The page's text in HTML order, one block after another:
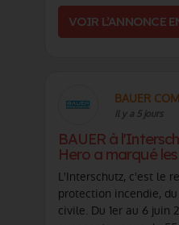
VOIR L’ANNONCE
BAUER
Il y a 5 jours
BAUER à
Hero a marqué
L'Interschutz, c'est le
protection incendie,
civile. Du 1er au 6 juin